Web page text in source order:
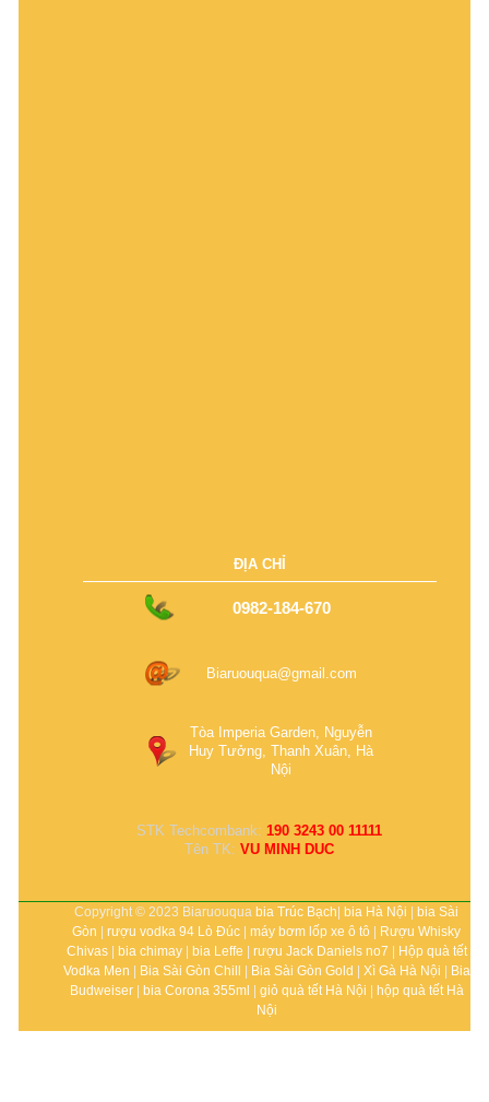
ĐỊA CHỈ
0982-184-670
Biaruouqua@gmail.com
Tòa Imperia Garden, Nguyễn
Huy Tưởng, Thanh Xuân, Hà
Nội
STK Techcombank:190 3243 00 11111
Tên TK:VU MINH DUC
Copyright © 2023 Biaruouqua bia Trúc Bạch bia Hà Nội
bia Sài
Gòn
rượu vodka 94 Lò Đúc máy bơm lốp xe ô tô
Rượu Whisky
Chivas| bia chimay| bia Leffe rượu Jack Daniels no7
Hộp quà tết
Vodka Men
Bia Sài Gòn Chill Bia Sài Gòn Gold Xì Gà Hà Nội
Bia
Budweiser| bia Corona 355ml giỏ quà tết Hà Nội
hộp quà tết Hà
Nội